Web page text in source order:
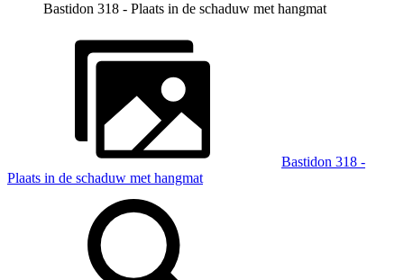
Bastidon 318 - Plaats in de schaduw met hangmat
Bastidon 318 -
Plaats in de schaduw met hangmat